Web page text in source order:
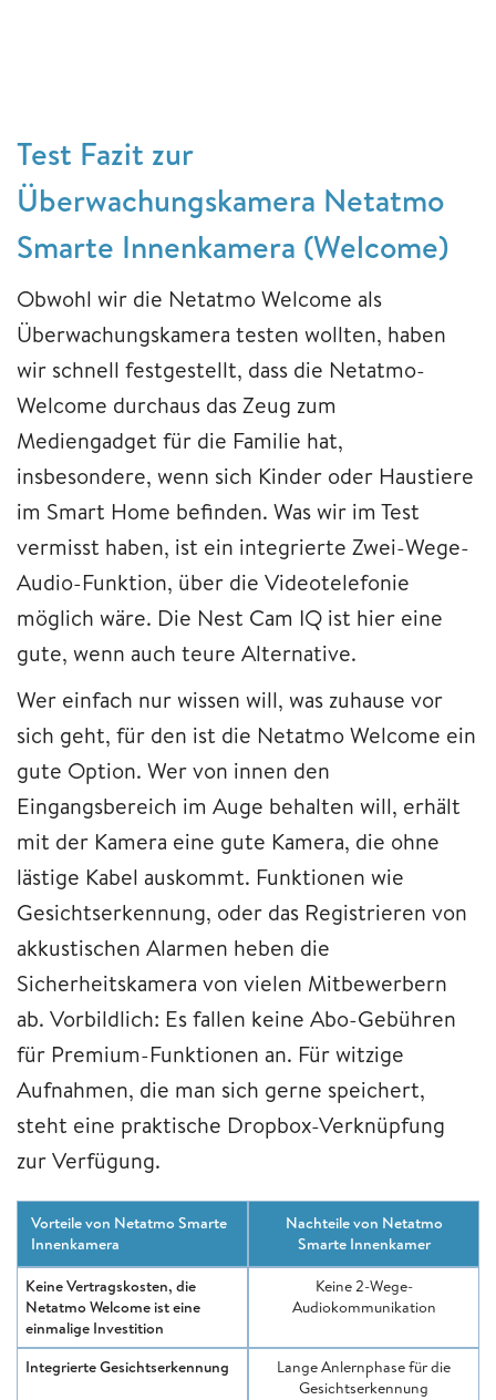
Test Fazit zur
Überwachungskamera Netatmo
Smarte Innenkamera (Welcome)
Obwohl wir die Netatmo Welcome als
Überwachungskamera testen wollten, haben
wir schnell festgestellt, dass die Netatmo-
Welcome durchaus das Zeug zum
Mediengadget für die Familie hat,
insbesondere, wenn sich Kinder oder Haustiere
im Smart Home befinden. Was wir im Test
vermisst haben, ist ein integrierte Zwei-Wege-
Audio-Funktion, über die Videotelefonie
möglich wäre. Die Nest Cam IQ ist hier eine
gute, wenn auch teure Alternative.
Wer einfach nur wissen will, was zuhause vor
sich geht, für den ist die Netatmo Welcome ein
gute Option. Wer von innen den
Eingangsbereich im Auge behalten will, erhält
mit der Kamera eine gute Kamera, die ohne
lästige Kabel auskommt. Funktionen wie
Gesichtserkennung, oder das Registrieren von
akkustischen Alarmen heben die
Sicherheitskamera von vielen Mitbewerbern
ab. Vorbildlich: Es fallen keine Abo-Gebühren
für Premium-Funktionen an. Für witzige
Aufnahmen, die man sich gerne speichert,
steht eine praktische Dropbox-Verknüpfung
zur Verfügung.
Vorteile von Netatmo Smarte
Innenkamera
Nachteile von Netatmo
Smarte Innenkamer
Keine Vertragskosten, die
Netatmo Welcome ist eine
einmalige Investition
Keine 2-Wege-
Audiokommunikation
Integrierte Gesichtserkennung
Lange Anlernphase für die
Gesichtserkennung